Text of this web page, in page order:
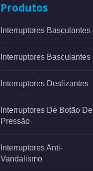
Produtos
Interruptores Basculantes
Interruptores Basculantes
Interruptores Deslizantes
Interruptores De Botão De
Pressão
Interruptores Anti-
Vandalismo